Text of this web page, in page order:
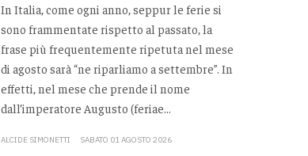
In Italia, come ogni anno, seppur le ferie si
sono frammentate rispetto al passato, la
frase più frequentemente ripetuta nel mese
di agosto sarà “ne riparliamo a settembre”. In
effetti, nel mese che prende il nome
dall’imperatore Augusto (feriae...
ALCIDE SIMONETTI SABATO 01 AGOSTO 2026